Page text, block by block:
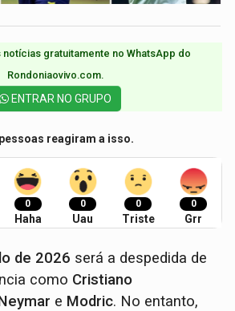
notícias gratuitamente no WhatsApp do
Rondoniaovivo.com.​
ENTRAR NO GRUPO
reagiram a isso.
0
Haha
0
Uau
0
Triste
0
Grr
de 2026 será a despedida de
como Cristiano
e Modric. No entanto,